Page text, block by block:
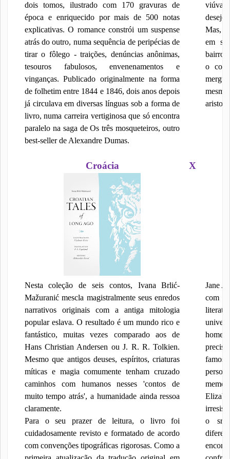
dois tomos, ilustrado com 170 gravuras de
época e enriquecido por mais de 500 notas
explicativas. O romance constrói um suspense
atrás do outro, numa sequência de peripécias de
tirar o fôlego - traições, denúncias anônimas,
tesouros fabulosos, envenenamentos e
vinganças. Publicado originalmente na forma
de folhetim entre 1844 e 1846, dois anos depois
já circulava em diversas línguas sob a forma de
livro, numa carreira vertiginosa que só encontra
paralelo na saga de Os três mosqueteiros, outro
best-seller de Alexandre Dumas.
viúva
desejo
Mas,
em
bairro
o
Croácia X
Nesta coleção de seis contos, Ivana Brlić-
Mažuranić mescla magistralmente seus enredos
narrativos originais com a antiga mitologia
popular eslava. O resultado é um mundo rico e
fantástico, muitas vezes comparado aos de
Hans Christian Andersen ou J. R. R. Tolkien.
Mesmo que antigos deuses, espíritos, criaturas
míticas e magia comumente tenham cruzado
caminhos com humanos nesses 'contos de
muito tempo atrás', a humanidade ainda ressoa
claramente.
Para o seu prazer de leitura, o livro foi
cuidadosamente revisto e formatado de acordo
com convenções tipográficas rigorosas. Como a
Jane
com
o sr.